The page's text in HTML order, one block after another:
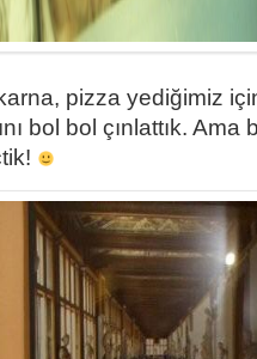
pizza yediğimiz
bol bol çınlattık. Ama